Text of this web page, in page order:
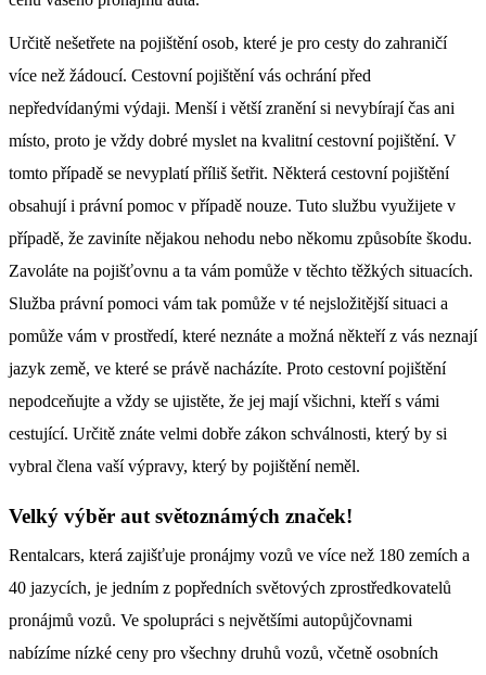
Určitě nešetřete na pojištění osob, které je pro cesty do zahraničí
více než žádoucí. Cestovní pojištění vás ochrání před
nepředvídanými výdaji. Menší i větší zranění si nevybírají čas ani
místo, proto je vždy dobré myslet na kvalitní cestovní pojištění. V
tomto případě se nevyplatí příliš šetřit. Některá cestovní pojištění
obsahují i právní pomoc v případě nouze. Tuto službu využijete v
případě, že zaviníte nějakou nehodu nebo někomu způsobíte škodu.
Zavoláte na pojišťovnu a ta vám pomůže v těchto těžkých situacích.
Služba právní pomoci vám tak pomůže v té nejsložitější situaci a
pomůže vám v prostředí, které neznáte a možná někteří z vás neznají
jazyk země, ve které se právě nacházíte. Proto cestovní pojištění
nepodceňujte a vždy se ujistěte, že jej mají všichni, kteří s vámi
cestující. Určitě znáte velmi dobře zákon schválnosti, který by si
vybral člena vaší výpravy, který by pojištění neměl.
Velký výběr aut světoznámých značek!
Rentalcars, která zajišťuje pronájmy vozů ve více než 180 zemích a
40 jazycích, je jedním z popředních světových zprostředkovatelů
pronájmů vozů. Ve spolupráci s největšími autopůjčovnami
nabízíme nízké ceny pro všechny druhů vozů, včetně osobních